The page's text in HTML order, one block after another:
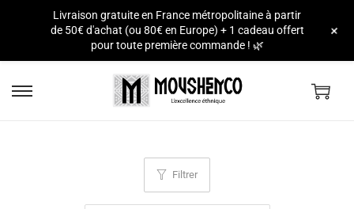
Filtrer
Livraison gratuite en France métropolitaine à partir
de 50€ d'achat (ou 80€ en Europe) + 1 cadeau offert
pour toute première commande ! 🌿
+